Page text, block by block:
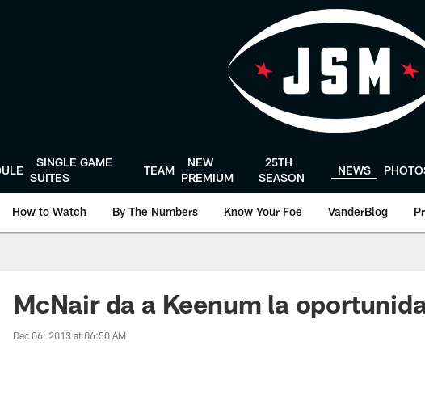
SINGLE GAME
SUITES
TEAM
NEW
PREMIUM
25TH
SEASON
NEWS
How to Watch By The Numbers Know Your Foe VanderBlog
McNair da a Keenum la
Dec 06, 2013 at 06:50 AM